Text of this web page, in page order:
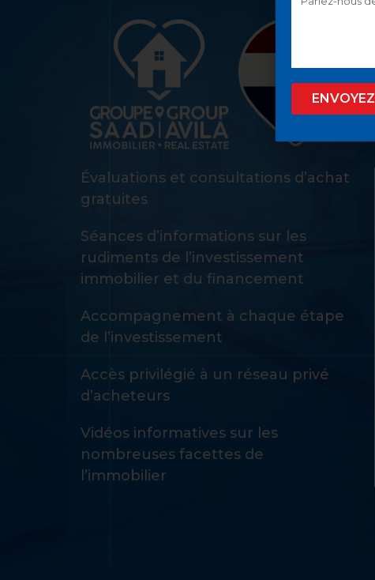
Évaluations et consultations d’achat
gratuites
Séances d’informations sur les
rudiments de l’investissement
immobilier et du financement
Accompagnement à chaque étape
de l’investissement
Accès privilégié à un réseau privé
d’acheteurs
Vidéos informatives sur les
nombreuses facettes de
l’immobilier
ENVOYEZ